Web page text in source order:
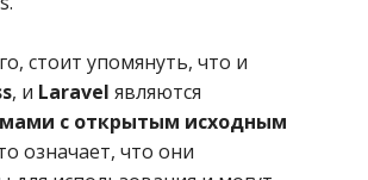
стоит упомянуть, что и
, и Laravel являются
с открытым исходным
означает, что они